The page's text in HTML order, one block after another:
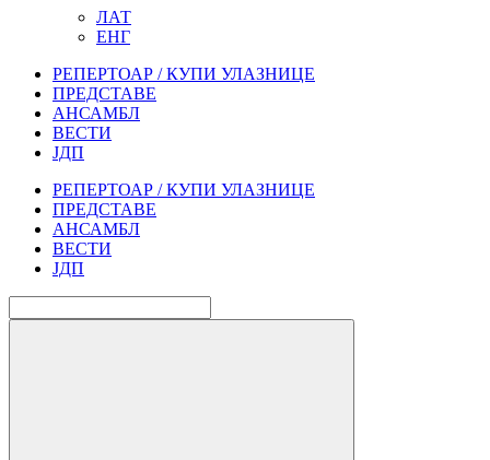
ЛАТ
ЕНГ
РЕПЕРТОАР / КУПИ УЛАЗНИЦЕ
ПРЕДСТАВЕ
АНСАМБЛ
ВЕСТИ
ЈДП
РЕПЕРТОАР / КУПИ УЛАЗНИЦЕ
ПРЕДСТАВЕ
АНСАМБЛ
ВЕСТИ
ЈДП